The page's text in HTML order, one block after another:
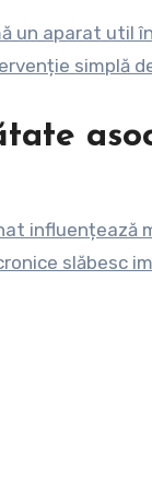
un aparat util
simplă
slăbesc